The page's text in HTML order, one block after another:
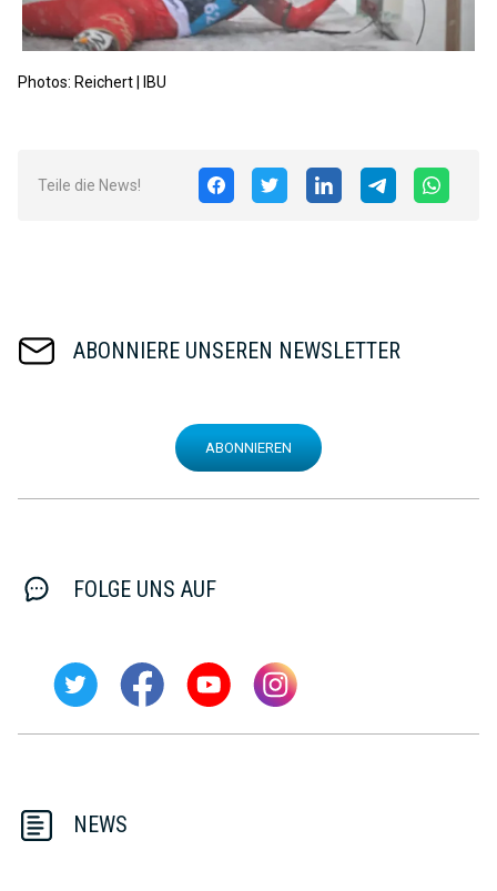
Photos: Reichert | IBU
Teile die News!
ABONNIERE UNSEREN NEWSLETTER
ABONNIEREN
FOLGE UNS AUF
NEWS